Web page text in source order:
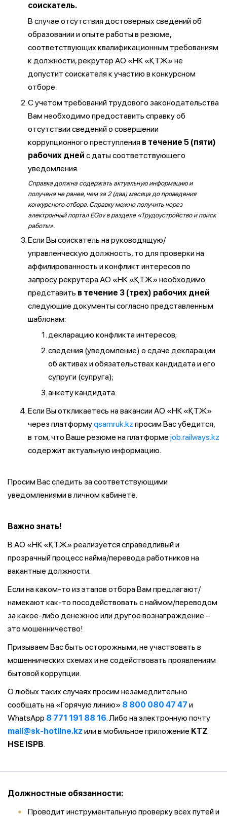
соискатель.
В случае отсутствия достоверных сведений об
образовании и опыте работы в резюме,
соответствующих квалификационным требованиям
к должности, рекрутер АО «НК «ҚТЖ» не
допустит соискателя к участию в конкурсном
отборе.
С учетом требований трудового законодательства
Вам необходимо предоставить справку об
отсутствии сведений о совершении
коррупционного преступления в течение 5 (пяти)
рабочих дней с даты соответствующего
уведомления.
Справка должна содержать актуальную информацию и
получена не ранее, чем за 2 (два) месяца до проведения
конкурсного отбора. Справку можно получить через
электронный портал EGov в разделе «Трудоустройство и поиск
работы».
Если Вы соискатель на руководящую/
управленческую должность, то для проверки на
аффилированность и конфликт интересов по
запросу рекрутера АО «НК «ҚТЖ» необходимо
представить в течение 3 (трех) рабочих дней
следующие документы согласно представленным
шаблонам:
декларацию конфликта интересов;
сведения (уведомление) о сдаче декларации
об активах и обязательствах кандидата и его
супруги (супруга);
анкету кандидата.
Если Вы откликаетесь на вакансии АО «НК «ҚТЖ»
через платформуqsamruk.kz просим Вас убедится,
в том, что Ваше резюме на платформе job.railways.kz
содержит актуальную информацию.
Просим Вас следить за соответствующими
уведомлениями в личном кабинете.
Важно знать!
В АО «НК «ҚТЖ» реализуется справедливый и
прозрачный процесс найма/перевода работников на
вакантные должности.
Если на каком-то из этапов отбора Вам предлагают/
намекают как-то посодействовать с наймом/переводом
за какое-либо денежное или другое вознаграждение –
это мошенничество!
Призываем Вас быть осторожными, не участвовать в
мошеннических схемах и не содействовать проявлениям
бытовой коррупции.
О любых таких случаях просим незамедлительно
сообщать на «Горячую линию» 8 800 080 47 47 и
WhatsApp 8 771 191 88 16. Либо на электронную почту
mail@sk-hotline.kz или в мобильное приложение KTZ
HSE ISPB.
Должностные обязанности:
Проводит инструментальную проверку всех путей и